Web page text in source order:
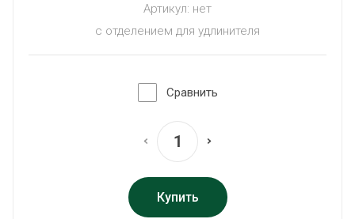
Артикул: нет
с отделением для удлинителя
Сравнить
Купить